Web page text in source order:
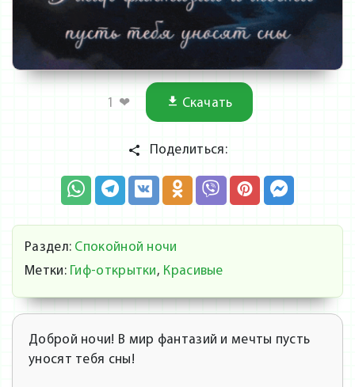
1 ❤ Скачать
Поделиться:
Раздел: Спокойной ночи
Метки: Гиф-открытки, Красивые
Доброй ночи! В мир фантазий и мечты пусть
уносят тебя сны!